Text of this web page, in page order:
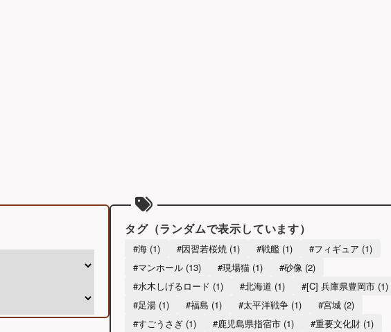
タグ（ランダムで表示しています）
#海 (1) #因習若桜焼 (1) #戦艦 (1)
#フィギュア (1)
#マンホール (13)
#現場猫 (1)
#砂像 (2)
#水木しげるロード (1)
#北海道 (1)
#[C] 兵庫県豊岡市 (1)
#足湯 (1)
#福島 (1) #太平洋戦争 (1)
#宮城 (2)
#すごうさぎ (1)
#鹿児島県指宿市 (1) #重要文化財 (1)